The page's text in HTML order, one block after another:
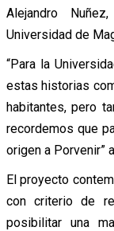
Alejandro
Universidad de
“Para la
estas historias
habitantes, pero
recordemos que
origen a Porvenir”
El proyecto
con criterio de
posibilitar una